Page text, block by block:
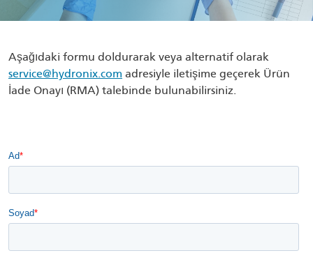
Aşağıdaki formu doldurarak veya alternatif olarak
service@hydronix.com adresiyle iletişime geçerek Ürün
İade Onayı (RMA) talebinde bulunabilirsiniz.